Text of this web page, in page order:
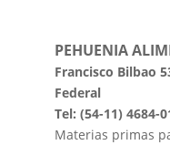
PEHUENIA
Francisco Bilbao
Federal
Tel: (54-11) 4684-
Materias primas